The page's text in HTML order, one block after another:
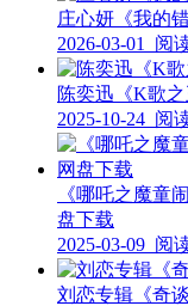
庄心妍《我的
2026-03-01
阅
陈奕迅《K歌
2025-10-24 阅
《哪吒之魔童
盘下载
2025-03-09 阅
刘恋专辑《奇